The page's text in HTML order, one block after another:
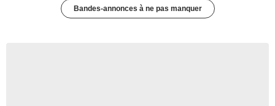
Bandes-annonces à ne pas manquer